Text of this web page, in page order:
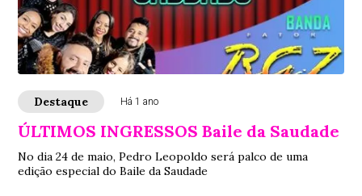
Destaque Há 1 ano
ÚLTIMOS INGRESSOS Baile da Saudade
No dia 24 de maio, Pedro Leopoldo será palco de uma
edição especial do Baile da Saudade